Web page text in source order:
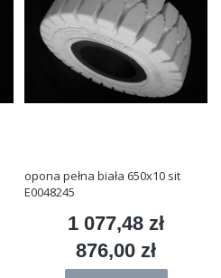
opona pełna biała 650x10 sit
E0048245
Cena
1 077,48 zł
Cena
876,00 zł